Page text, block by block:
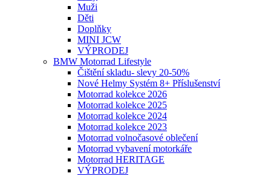
Muži
Děti
Doplňky
MINI JCW
VÝPRODEJ
BMW Motorrad Lifestyle
Čištění skladu- slevy 20-50%
Nové Helmy Systém 8+ Příslušenství
Motorrad kolekce 2026
Motorrad kolekce 2025
Motorrad kolekce 2024
Motorrad kolekce 2023
Motorrad volnočasové oblečení
Motorrad vybavení motorkáře
Motorrad HERITAGE
VÝPRODEJ